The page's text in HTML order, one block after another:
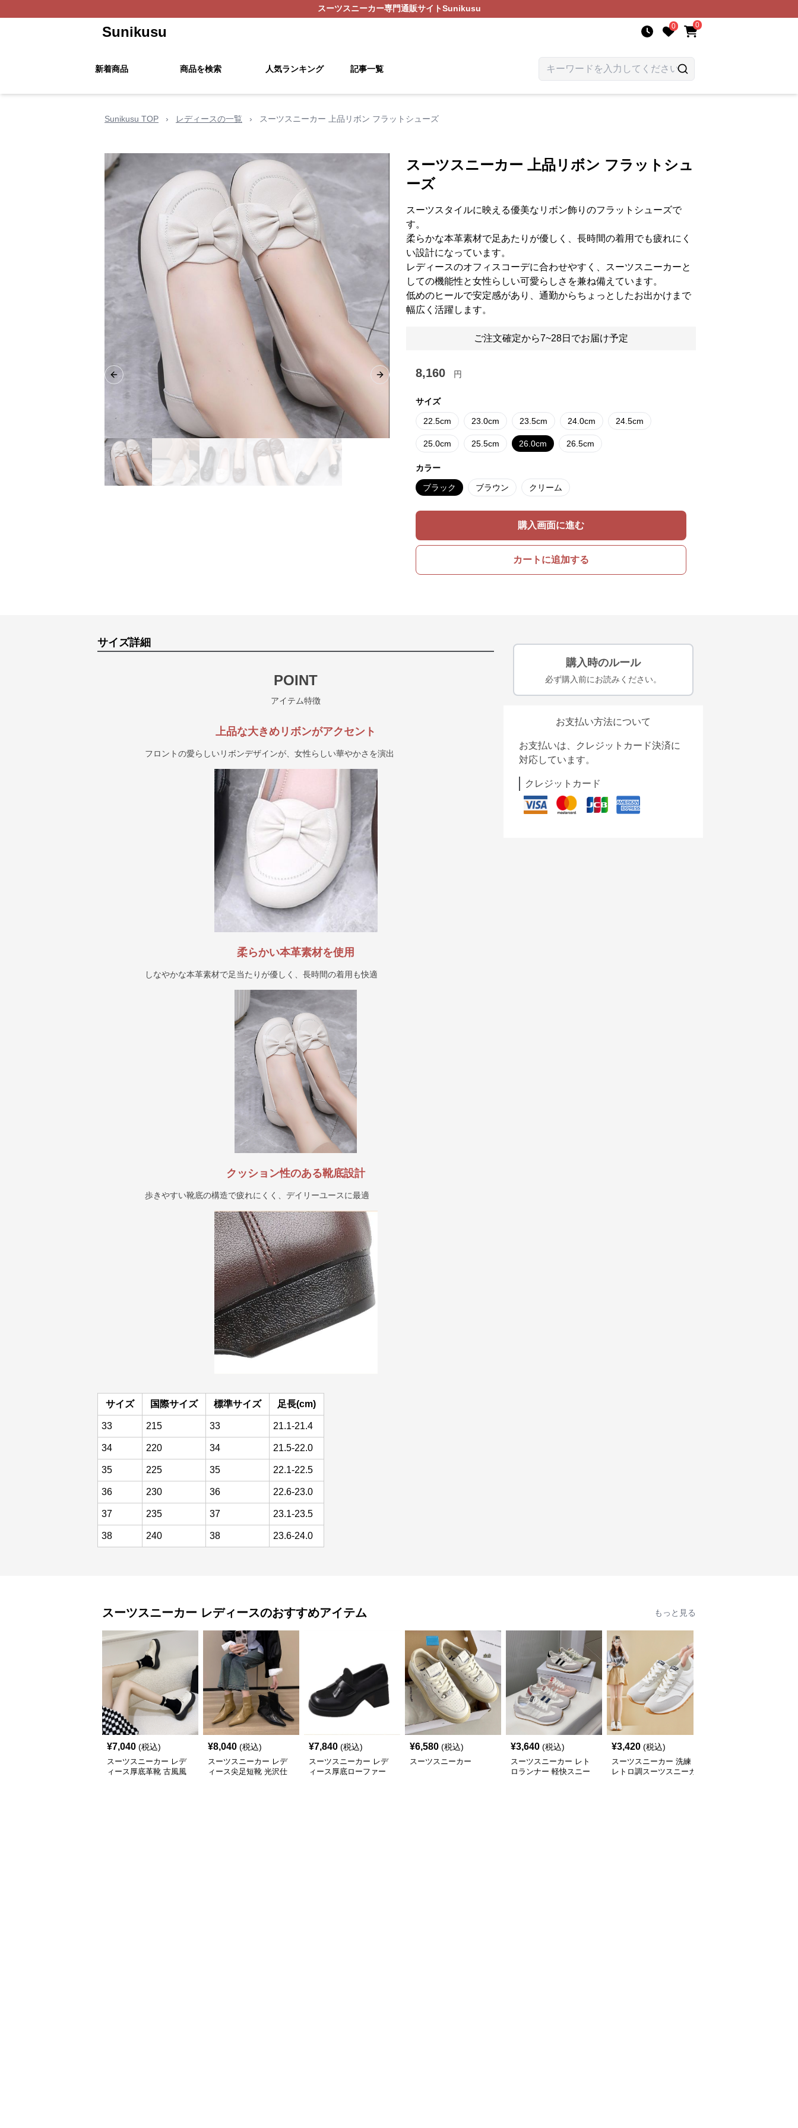
スーツスニーカー専門通販サイトSunikusu
Sunikusu 0 0
新着商品 商品を検索 人気ランキング 記事一覧
Sunikusu TOP › レディースの一覧 › スーツスニーカー 上品リボン フラットシューズ
Previous slide Next slide
スーツスニーカー 上品リボン フラットシュ
ーズ
スーツスタイルに映える優美なリボン飾りのフラットシューズで
す。
柔らかな本革素材で足あたりが優しく、長時間の着用でも疲れにく
い設計になっています。
レディースのオフィスコーデに合わせやすく、スーツスニーカーと
しての機能性と女性らしい可愛らしさを兼ね備えています。
低めのヒールで安定感があり、通勤からちょっとしたお出かけまで
幅広く活躍します。
ご注文確定から7~28日でお届け予定
8,160 円
サイズ
22.5cm 23.0cm 23.5cm 24.0cm 24.5cm
25.0cm 25.5cm 26.0cm 26.5cm
カラー
ブラック ブラウン クリーム
購入画面に進む
カートに追加する
サイズ詳細
POINT
アイテム特徴
上品な大きめリボンがアクセント
フロントの愛らしいリボンデザインが、女性らしい華やかさを演出
柔らかい本革素材を使用
しなやかな本革素材で足当たりが優しく、長時間の着用も快適
クッション性のある靴底設計
歩きやすい靴底の構造で疲れにくく、デイリーユースに最適
サイズ 国際サイズ 標準サイズ 足長(cm)
33 215 33 21.1-21.4
34 220 34 21.5-22.0
35 225 35 22.1-22.5
36 230 36 22.6-23.0
37 235 37 23.1-23.5
38 240 38 23.6-24.0
購入時のルール
必ず購入前にお読みください。
お支払い方法について
お支払いは、クレジットカード決済に
対応しています。
クレジットカード
スーツスニーカー レディースのおすすめアイテム もっと見る
¥7,040 (税込)
スーツスニーカー レデ
ィース厚底革靴 古風風
¥8,040 (税込)
スーツスニーカー レデ
ィース尖足短靴 光沢仕
¥7,840 (税込)
スーツスニーカー レデ
ィース厚底ローファー
¥6,580 (税込)
スーツスニーカー
¥3,640 (税込)
スーツスニーカー レト
ロランナー 軽快スニー
¥3,420 (税込)
スーツスニーカー 洗練
レトロ調スーツスニーカ